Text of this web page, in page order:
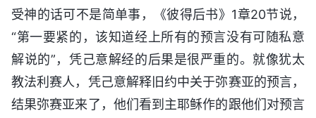
受神的话可不是简单事，《彼得后书》1章20节说，
“第一要紧的，该知道经上所有的预言没有可随私意
解说的”，凭己意解经的后果是很严重的。就像犹太
教法利赛人，凭己意解释旧约中关于弥赛亚的预言，
结果弥赛亚来了，他们看到主耶稣作的跟他们对预言